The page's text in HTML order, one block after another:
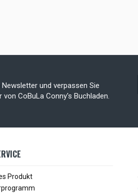
und verpassen Sie
CoBuLa Conny's Buchladen.
Produkt